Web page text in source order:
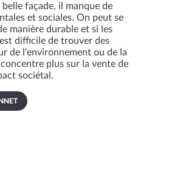
façade, il manque de
et sociales. On peut se
manière durable et si les
difficile de trouver des
de l'environnement ou de la
plus sur la vente de
sociétal.